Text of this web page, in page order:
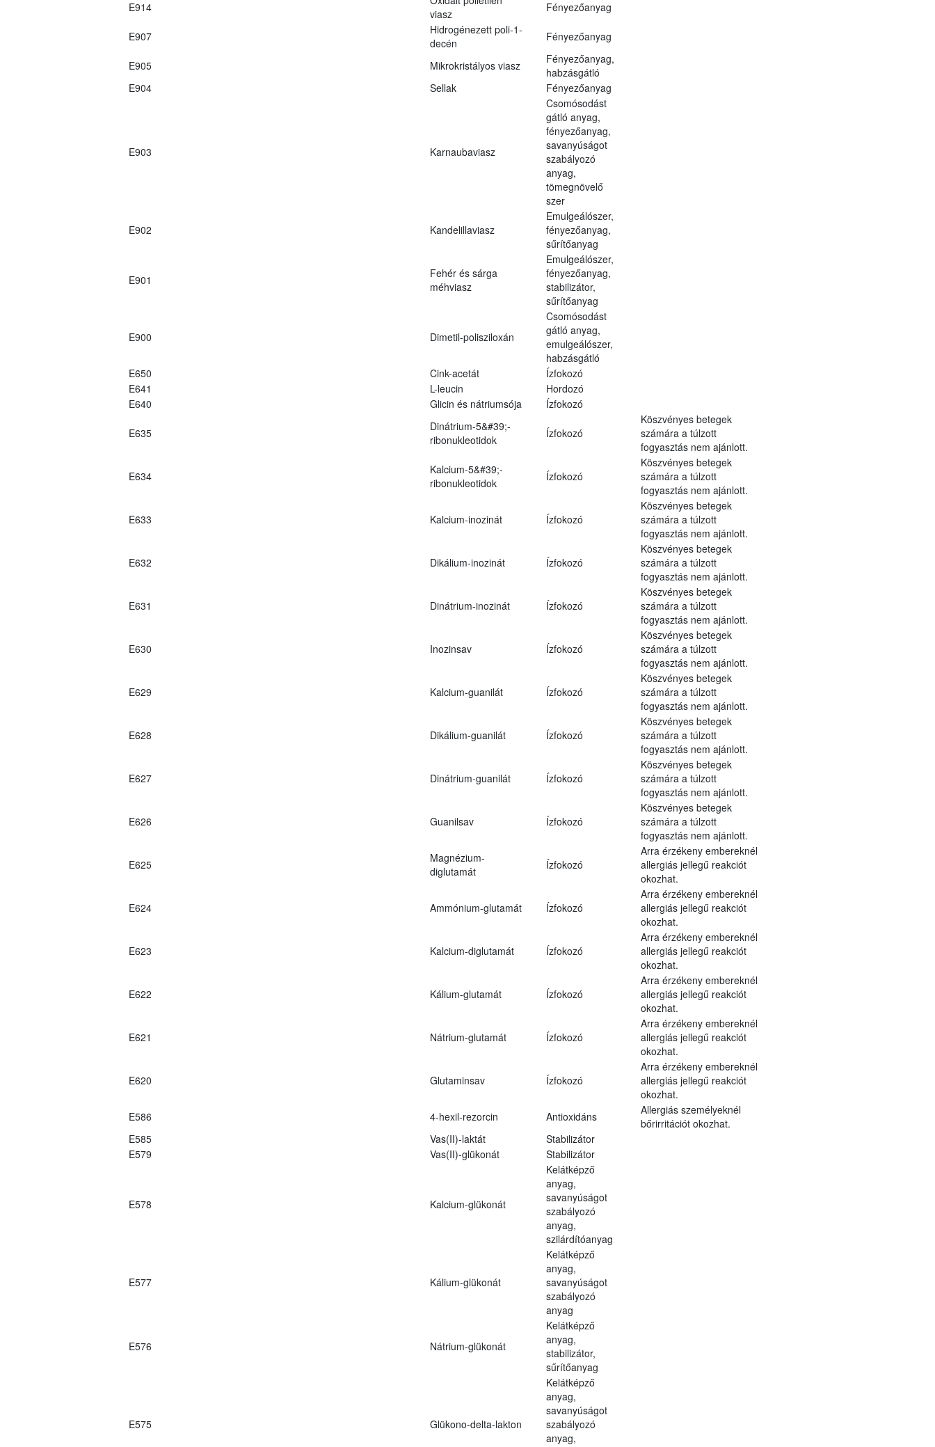
E914
viasz
Fényezőanyag
E907
Hidrogénezett poli-1-
decén
Fényezőanyag
E905 Mikrokristályos viasz
Fényezőanyag,
habzásgátló
E904
Sellak Fényezőanyag
E903 Karnaubaviasz
Csomósodást
gátló anyag,
fényezőanyag,
savanyúságot
szabályozó
anyag,
tömegnövelő
szer
E902 Kandelillaviasz
Emulgeálószer,
fényezőanyag,
sűrítőanyag
E901
Fehér és sárga
méhviasz
Emulgeálószer,
fényezőanyag,
stabilizátor,
sűrítőanyag
E900 Dimetil-polisziloxán
Csomósodást
gátló anyag,
emulgeálószer,
habzásgátló
E650
Cink-acetát
Ízfokozó
E641
L-leucin
Hordozó
E640
Glicin és nátriumsója Ízfokozó
E635
Dinátrium-5&#39;-
ribonukleotidok
Ízfokozó
Köszvényes betegek
számára a túlzott
fogyasztás nem ajánlott.
E634
Kalcium-5&#39;-
ribonukleotidok
Ízfokozó
Köszvényes betegek
számára a túlzott
fogyasztás nem ajánlott.
E633 Kalcium-inozinát Ízfokozó
Köszvényes betegek
számára a túlzott
fogyasztás nem ajánlott.
E632 Dikálium-inozinát Ízfokozó
Köszvényes betegek
számára a túlzott
fogyasztás nem ajánlott.
E631 Dinátrium-inozinát Ízfokozó
Köszvényes betegek
számára a túlzott
fogyasztás nem ajánlott.
E630 Inozinsav Ízfokozó
Köszvényes betegek
számára a túlzott
fogyasztás nem ajánlott.
E629 Kalcium-guanilát Ízfokozó
Köszvényes betegek
számára a túlzott
fogyasztás nem ajánlott.
E628 Dikálium-guanilát Ízfokozó
Köszvényes betegek
számára a túlzott
fogyasztás nem ajánlott.
E627 Dinátrium-guanilát Ízfokozó
Köszvényes betegek
számára a túlzott
fogyasztás nem ajánlott.
E626 Guanilsav Ízfokozó
Köszvényes betegek
számára a túlzott
fogyasztás nem ajánlott.
E625
Magnézium-
diglutamát
Ízfokozó
Arra érzékeny embereknél
allergiás jellegű reakciót
okozhat.
E624 Ammónium-glutamát Ízfokozó
Arra érzékeny embereknél
allergiás jellegű reakciót
okozhat.
E623 Kalcium-diglutamát Ízfokozó
Arra érzékeny embereknél
allergiás jellegű reakciót
okozhat.
E622 Kálium-glutamát Ízfokozó
Arra érzékeny embereknél
allergiás jellegű reakciót
okozhat.
E621 Nátrium-glutamát Ízfokozó
Arra érzékeny embereknél
allergiás jellegű reakciót
okozhat.
E620 Glutaminsav Ízfokozó
Arra érzékeny embereknél
allergiás jellegű reakciót
okozhat.
E586
4-hexil-rezorcin Antioxidáns
Allergiás személyeknél
bőrirritációt okozhat.
E585
Vas(II)-laktát
Stabilizátor
E579
Vas(II)-glükonát Stabilizátor
E578 Kalcium-glükonát
Kelátképző
anyag,
savanyúságot
szabályozó
anyag,
szilárdítóanyag
E577 Kálium-glükonát
Kelátképző
anyag,
savanyúságot
szabályozó
anyag
E576 Nátrium-glükonát
Kelátképző
anyag,
stabilizátor,
sűrítőanyag
E575 Glükono-delta-lakton
Kelátképző
anyag,
savanyúságot
szabályozó
anyag,